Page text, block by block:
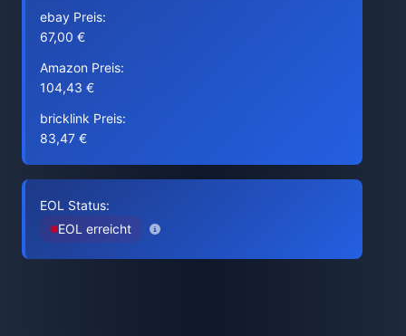
ebay Preis:
67,00 €
Amazon Preis:
104,43 €
bricklink Preis:
83,47 €
EOL Status:
EOL erreicht